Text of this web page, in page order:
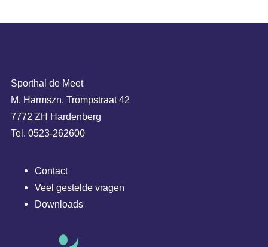
Sporthal de Meet
M. Harmszn. Trompstraat 42
7772 ZH Hardenberg
Tel. 0523-262600
Contact
Veel gestelde vragen
Downloads